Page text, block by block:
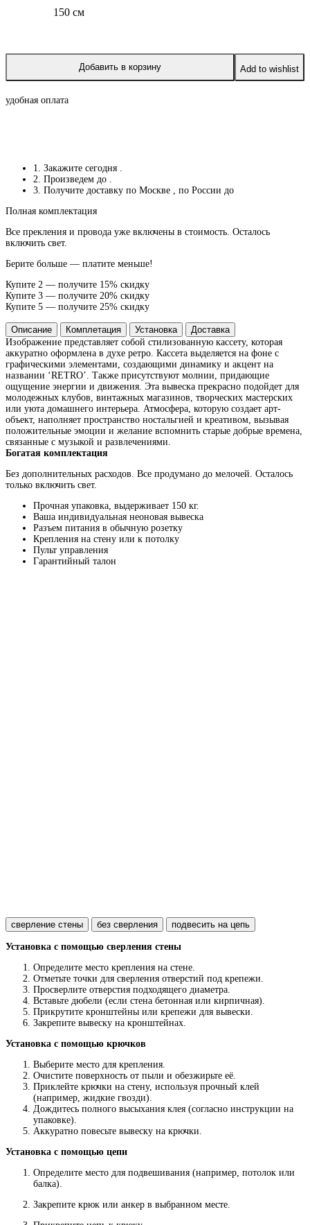
150 см
Добавить в корзину Add to wishlist
удобная оплата
1. Закажите сегодня
2. Произведем до
3. Получите доставку по Москве
, по России до
Полная комплектация
Все прекления и провода уже включены в стоимость. Осталось
включить свет.
Берите больше — платите меньше!
Купите 2 — получите 15% скидку
Купите 3 — получите 20% скидку
Купите 5 — получите 25% скидку
Описание Комплетация Установка
Доставка
Изображение представляет собой стилизованную кассету, которая
аккуратно оформлена в духе ретро. Кассета выделяется на фоне с
графическими элементами, создающими динамику и акцент на
названии ‘RETRO’. Также присутствуют молнии, придающие
ощущение энергии и движения. Эта вывеска прекрасно подойдет для
молодежных клубов, винтажных магазинов, творческих мастерских
или уюта домашнего интерьера. Атмосфера, которую создает арт-
объект, наполняет пространство ностальгией и креативом, вызывая
положительные эмоции и желание вспомнить старые добрые времена,
связанные с музыкой и развлечениями.
Богатая комплектация
Без дополнительных расходов. Все продумано до мелочей. Осталось
только включить свет.
Прочная упаковка, выдерживает 150 кг.
Ваша индивидуальная неоновая вывеска
Разъем питания в обычную розетку
Крепления на стену или к потолку
Пульт управления
Гарантийный талон
сверление стены без сверления подвесить на цепь
Установка с помощью сверления стены
Определите место крепления на стене.
Отметьте точки для сверления отверстий под крепежи.
Просверлите отверстия подходящего диаметра.
Вставьте дюбели (если стена бетонная или кирпичная).
Прикрутите кронштейны или крепежи для вывески.
Закрепите вывеску на кронштейнах.
Установка с помощью крючков
Выберите место для крепления.
Очистите поверхность от пыли и обезжирьте её.
Приклейте крючки на стену, используя прочный клей
(например, жидкие гвозди).
Дождитесь полного высыхания клея (согласно инструкции на
упаковке).
Аккуратно повесьте вывеску на крючки.
Установка с помощью цепи
Определите место для подвешивания (например, потолок или
балка).
Закрепите крюк или анкер в выбранном месте.